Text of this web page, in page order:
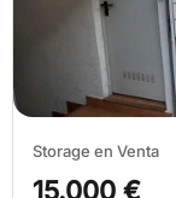
Storage en Venta
15.000 €